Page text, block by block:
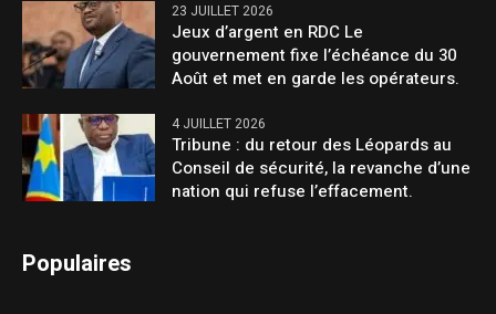
23 JUILLET 2026
Jeux d’argent en RDC Le
gouvernement fixe l’échéance du 30
Août et met en garde les opérateurs.
4 JUILLET 2026
Tribune : du retour des Léopards au
Conseil de sécurité, la revanche d’une
nation qui refuse l’effacement.
Populaires